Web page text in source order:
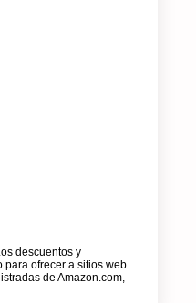
descuentos y
para ofrecer a sitios web
de Amazon.com,